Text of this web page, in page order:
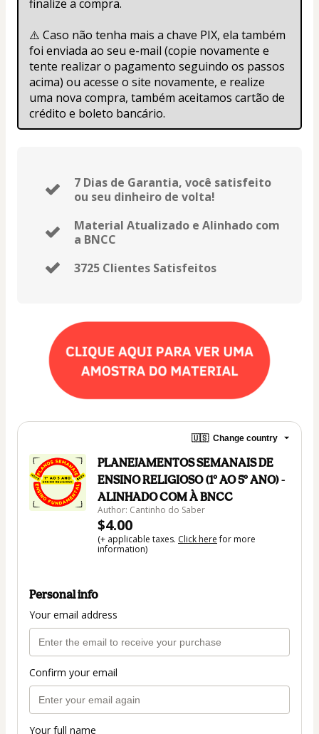
finalize a compra.
⚠️ Caso não tenha mais a chave PIX, ela também
foi enviada ao seu e-mail (copie novamente e
tente realizar o pagamento seguindo os passos
acima) ou acesse o site novamente, e realize
uma nova compra, também aceitamos cartão de
crédito e boleto bancário.
7 Dias de Garantia, você satisfeito
ou seu dinheiro de volta!
Material Atualizado e Alinhado com
a BNCC
3725 Clientes Satisfeitos
🇺🇸 Change country
PLANEJAMENTOS SEMANAIS DE
ENSINO RELIGIOSO (1º AO 5º ANO) -
ALINHADO COM À BNCC
Author: Cantinho do Saber
$4.00
(+ applicable taxes. Click herefor more
information)
Personal info
Your email address
Confirm your email
Your full name